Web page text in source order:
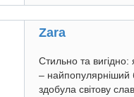
Zara
Стильно та
– найпопулярніший
здобула світову